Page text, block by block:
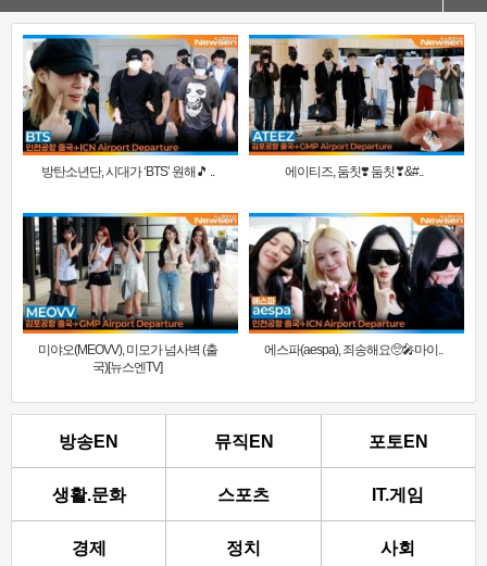
방탄소년단, 시대가 ‘BTS’ 원해🎵 .. 에이티즈, 둠칫❣️ 둠칫❣&#..
미야오(MEOVV), 미모가 넘사벽 (출
국)[뉴스엔TV]
에스파(aespa), 죄송해요🥺🎤마이..
방송EN 뮤직EN 포토EN
생활.문화 스포츠 IT.게임
경제 정치 사회